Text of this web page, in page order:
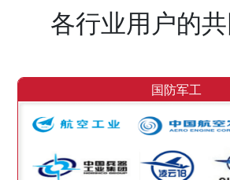
各行业用户的
国防军工